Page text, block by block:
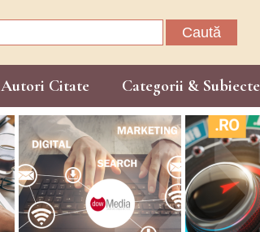
Autori Citate Categorii & Subiecte